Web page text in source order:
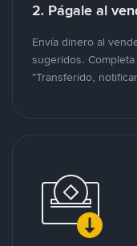
2. Págale al
Envía dinero al
sugeridos.
"Transferido,